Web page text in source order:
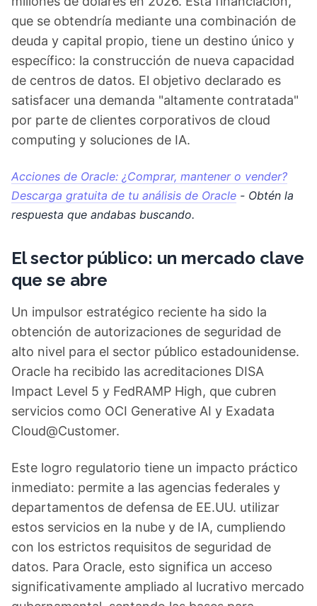
que se obtendría mediante una combinación de
deuda y capital propio, tiene un destino único y
específico: la construcción de nueva capacidad
de centros de datos. El objetivo declarado es
satisfacer una demanda "altamente contratada"
por parte de clientes corporativos de cloud
computing y soluciones de IA.
Acciones de Oracle: ¿Comprar, mantener o vender?
Descarga gratuita de tu análisis de Oracle - Obtén la
respuesta que andabas buscando.
El sector público: un mercado clave
que se abre
Un impulsor estratégico reciente ha sido la
obtención de autorizaciones de seguridad de
alto nivel para el sector público estadounidense.
Oracle ha recibido las acreditaciones DISA
Impact Level 5 y FedRAMP High, que cubren
servicios como OCI Generative AI y Exadata
Cloud@Customer.
Este logro regulatorio tiene un impacto práctico
inmediato: permite a las agencias federales y
departamentos de defensa de EE.UU. utilizar
estos servicios en la nube y de IA, cumpliendo
con los estrictos requisitos de seguridad de
datos. Para Oracle, esto significa un acceso
significativamente ampliado al lucrativo mercado